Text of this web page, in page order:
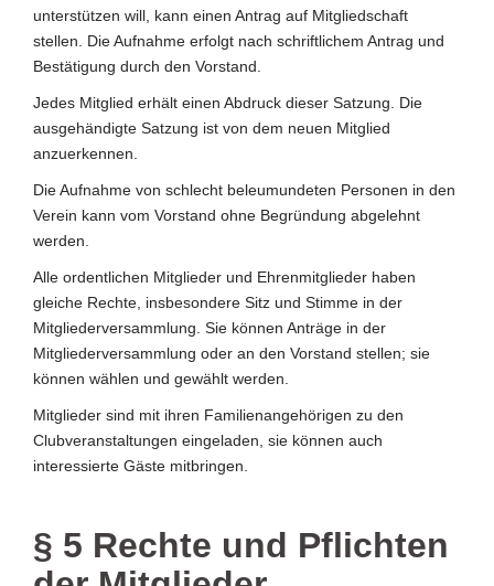
unterstützen will, kann einen Antrag auf Mitgliedschaft
stellen. Die Aufnahme erfolgt nach schriftlichem Antrag und
Bestätigung durch den Vorstand.
Jedes Mitglied erhält einen Abdruck dieser Satzung. Die
ausgehändigte Satzung ist von dem neuen Mitglied
anzuerkennen.
Die Aufnahme von schlecht beleumundeten Personen in den
Verein kann vom Vorstand ohne Begründung abgelehnt
werden.
Alle ordentlichen Mitglieder und Ehrenmitglieder haben
gleiche Rechte, insbesondere Sitz und Stimme in der
Mitgliederversammlung. Sie können Anträge in der
Mitgliederversammlung oder an den Vorstand stellen; sie
können wählen und gewählt werden.
Mitglieder sind mit ihren Familienangehörigen zu den
Clubveranstaltungen eingeladen, sie können auch
interessierte Gäste mitbringen.
§ 5 Rechte und Pflichten